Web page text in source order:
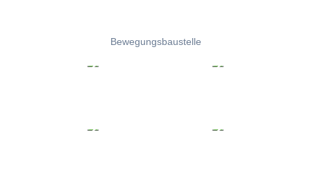
Bewegungsbaustelle